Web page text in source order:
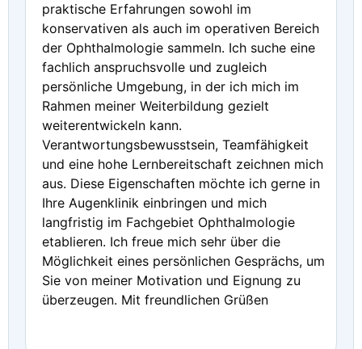
praktische Erfahrungen sowohl im
konservativen als auch im operativen Bereich
der Ophthalmologie sammeln. Ich suche eine
fachlich anspruchsvolle und zugleich
persönliche Umgebung, in der ich mich im
Rahmen meiner Weiterbildung gezielt
weiterentwickeln kann.
Verantwortungsbewusstsein, Teamfähigkeit
und eine hohe Lernbereitschaft zeichnen mich
aus. Diese Eigenschaften möchte ich gerne in
Ihre Augenklinik einbringen und mich
langfristig im Fachgebiet Ophthalmologie
etablieren. Ich freue mich sehr über die
Möglichkeit eines persönlichen Gesprächs, um
Sie von meiner Motivation und Eignung zu
überzeugen. Mit freundlichen Grüßen